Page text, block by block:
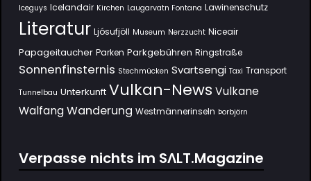
Iceguys Icelandair Kirchen Laugarvatn Fontana Lawinenschutz
Literatur Ljósufjöll Museum Nerzzucht Niceair
Papageitaucher Parken Parkgebühren Ringstraße
Sonnenfinsternis Stechmücken Svartsengi Taxi Transport
Tunnelbau Unterkunft Vulkan-News Vulkane
Walfang Wanderung Westmännerinseln Þorbjörn
Verpasse nichts im SΛLT.Magazine